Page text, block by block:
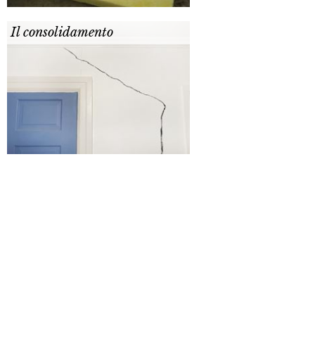
Il consolidamento